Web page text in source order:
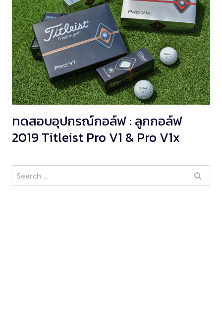
ทดสอบอุปกรณ์กอล์ฟ : ลูกกอล์ฟ
2019 Titleist Pro V1 & Pro V1x
Search
for: